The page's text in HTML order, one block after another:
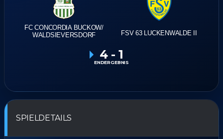
FC CONCORDIA BUCKOW/​
WALDSIEVERSDORF
FSV 63 LUCKENWALDE II
4 - 1
ENDERGEBNIS
SPIELDETAILS